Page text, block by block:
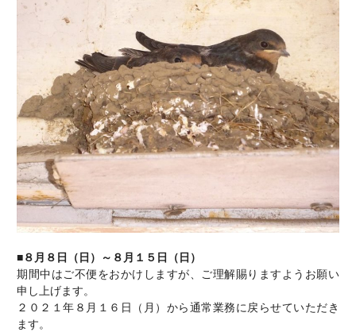
電話でお問い合わせ
■８月８日（日）～８月１５日（日）
期間中はご不便をおかけしますが、ご理解賜りますようお願い
申し上げます。
２０２１年８月１６日（月）から通常業務に戻らせていただき
ます。